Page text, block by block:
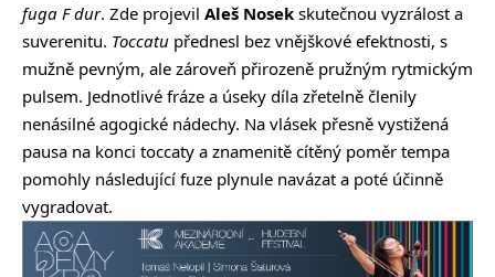
fuga F dur. Zde projevil Aleš Nosek skutečnou vyzrálost a
suverenitu. Toccatu přednesl bez vnějškové efektnosti, s
mužně pevným, ale zároveň přirozeně pružným rytmickým
pulsem. Jednotlivé fráze a úseky díla zřetelně členily
nenásilné agogické nádechy. Na vlásek přesně vystižená
pausa na konci toccaty a znamenitě cítěný poměr tempa
pomohly následující fuze plynule navázat a poté účinně
vygradovat.